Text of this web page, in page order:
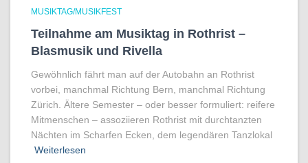
MUSIKTAG/MUSIKFEST
Teilnahme am Musiktag in Rothrist –
Blasmusik und Rivella
Gewöhnlich fährt man auf der Autobahn an Rothrist
vorbei, manchmal Richtung Bern, manchmal Richtung
Zürich. Ältere Semester – oder besser formuliert: reifere
Mitmenschen – assoziieren Rothrist mit durchtanzten
Nächten im Scharfen Ecken, dem legendären Tanzlokal
Weiterlesen